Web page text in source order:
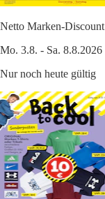
Netto Marken-Discount
Mo. 3.8. - Sa. 8.8.2026
Nur noch heute gültig